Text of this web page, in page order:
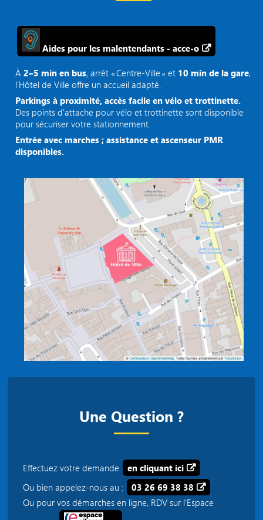
Aides pour les malentendants - acce-o
À2–5 min en bus, arrêt « Centre‑Ville » et 10 min de la gare,
l’Hôtel de Ville offre un accueil adapté.
Parkings à proximité, accès facile en vélo et trottinette.
Des points d'attache pour vélo et trottinette sont disponible
pour sécuriser votre stationnement.
Entrée avec marches ; assistance et ascenseur PMR
disponibles.
Une Question ?
Effectuez votre demande
en cliquant ici
Ou bien appelez-nous au :
03 26 69 38 38
Ou pour vos démarches en ligne, RDV sur l'Espace